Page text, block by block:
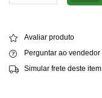
Avaliar produto
Perguntar ao vendedor
Simular frete deste item